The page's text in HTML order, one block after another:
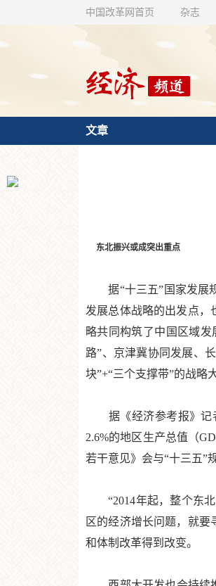
中国改革网首页 杂志
文章
东北振兴或成突出重点
据“十三五”国家发展规
发展总体战略的出发点，
略共同构筑了中国区域
路”、京津冀协同发展、
块”+“三个支撑带”的战略
据《经济参考报》记者
2.6%的地区生产总值（
若干意见》会与“十三五”
“2014年起，整个东北
区的经济增长问题，就
和体制改革得到改变。